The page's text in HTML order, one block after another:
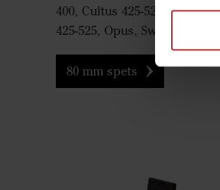
400, Cultus 425-525, Cultus
425-525, Opus, Swift,
80 mm spets